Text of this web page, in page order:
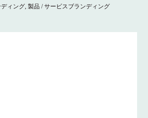
ィング,製品 / サービスブランディング